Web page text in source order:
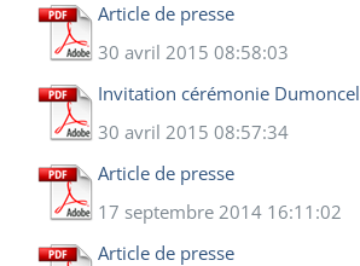
Article de presse
30 avril 2015 08:58:03
Invitation cérémonie Dumoncel
30 avril 2015 08:57:34
Article de presse
17 septembre 2014 16:11:02
Article de presse